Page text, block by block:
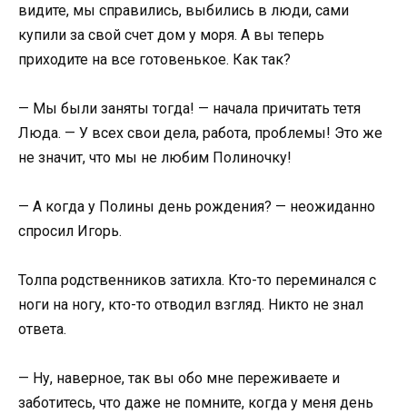
видите, мы справились, выбились в люди, сами
купили за свой счет дом у моря. А вы теперь
приходите на все готовенькое. Как так?
— Мы были заняты тогда! — начала причитать тетя
Люда. — У всех свои дела, работа, проблемы! Это же
не значит, что мы не любим Полиночку!
— А когда у Полины день рождения? — неожиданно
спросил Игорь.
Толпа родственников затихла. Кто-то переминался с
ноги на ногу, кто-то отводил взгляд. Никто не знал
ответа.
— Ну, наверное, так вы обо мне переживаете и
заботитесь, что даже не помните, когда у меня день